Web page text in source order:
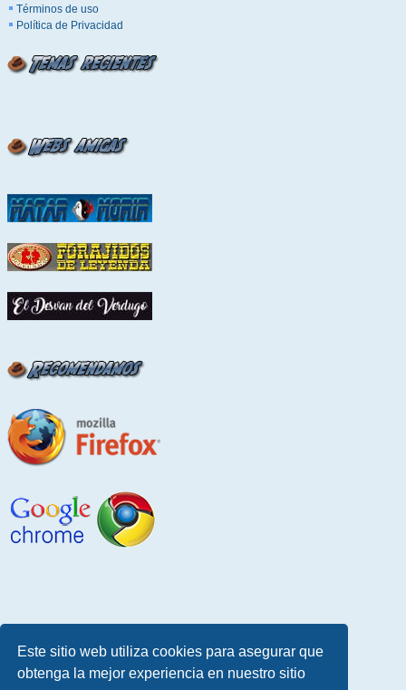
Este sitio web utiliza cookies para asegurar que
obtenga la mejor experiencia en nuestro sitio
Términos de uso
Política de Privacidad